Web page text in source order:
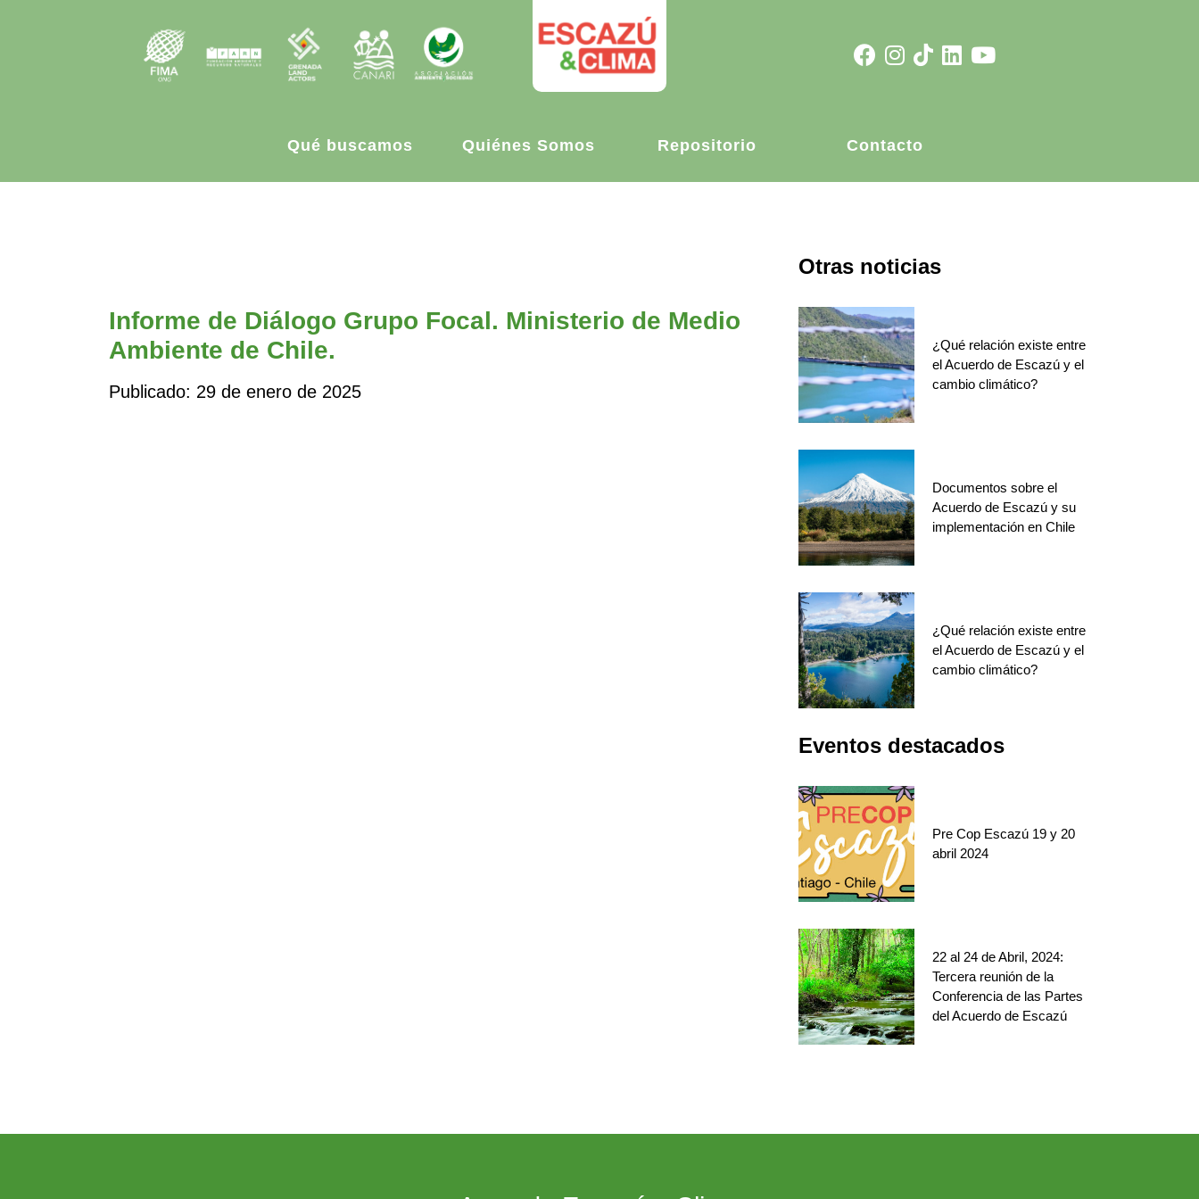
Qué buscamos Quiénes Somos Repositorio Contacto
Informe de Diálogo Grupo Focal. Ministerio de Medio
Ambiente de Chile.
Publicado: 29 de enero de 2025
Otras noticias
¿Qué relación existe entre
el Acuerdo de Escazú y el
cambio climático?
Documentos sobre el
Acuerdo de Escazú y su
implementación en Chile
¿Qué relación existe entre
el Acuerdo de Escazú y el
cambio climático?
Eventos destacados
Pre Cop Escazú 19 y 20
abril 2024
22 al 24 de Abril, 2024:
Tercera reunión de la
Conferencia de las Partes
del Acuerdo de Escazú